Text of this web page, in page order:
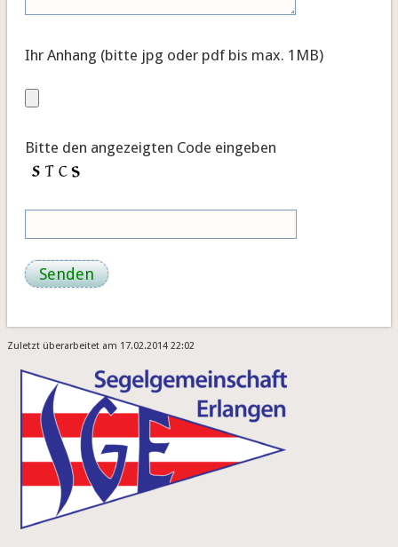
Ihr Anhang (bitte jpg oder pdf bis max. 1MB)
Bitte den angezeigten Code eingeben
Zuletzt überarbeitet am 17.02.2014 22:02